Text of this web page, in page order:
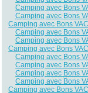
Camping avec Bons
Camping avec Bons
Camping avec Bons
Camping avec Bons
Camping avec Bons
Camping avec Bons
Camping avec Bons
Camping avec Bons
Camping avec Bons
Camping avec Bons
Camping avec Bons